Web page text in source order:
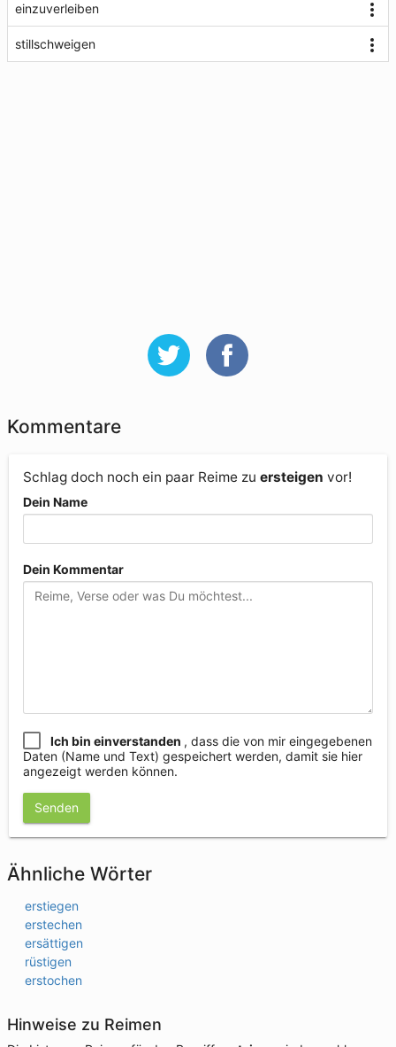
einzuverleiben
stillschweigen
Kommentare
Schlag doch noch ein paar Reime zu ersteigen vor!
Dein Name
Dein Kommentar
Ich bin einverstanden , dass die von mir eingegebenen
Daten (Name und Text) gespeichert werden, damit sie hier
angezeigt werden können.
Senden
Ähnliche Wörter
erstiegen
erstechen
ersättigen
rüstigen
erstochen
Hinweise zu Reimen